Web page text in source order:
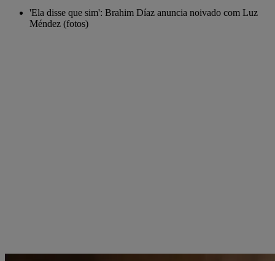
'Ela disse que sim': Brahim Díaz anuncia noivado com Luz
Méndez (fotos)